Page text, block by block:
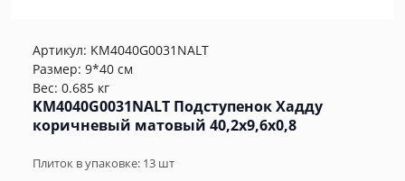
Артикул: KM4040G0031NALT
Размер: 9*40 см
Вес: 0.685 кг
KM4040G0031NALT Подступенок Хадду
коричневый матовый 40,2x9,6x0,8
Плиток в упаковке: 13 шт